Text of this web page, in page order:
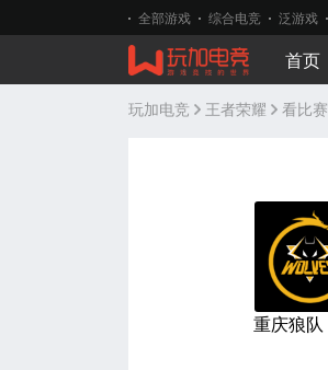
全部游戏 综合电竞 泛游戏
首页
玩加电竞 王者荣耀 看比赛
重庆狼队